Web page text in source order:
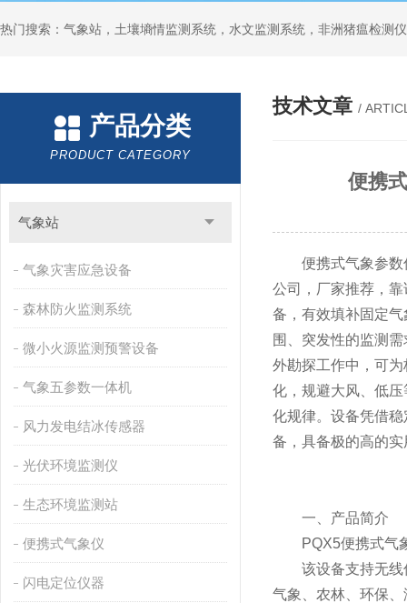
热门搜索：气象站，土壤墒情监测系统，水文监测系统，非洲猪瘟检测
产品分类
PRODUCT CATEGORY
气象站
气象灾害应急设备
森林防火监测系统
微小火源监测预警设备
气象五参数一体机
风力发电结冰传感器
光伏环境监测仪
生态环境监测站
便携式气象仪
闪电定位仪器
技术文章 /
便携
便携式气象参数仪
公司，厂家推荐，
备，有效填补固定
围、突发性的监测
外勘探工作中，可
化，规避大风、低
化规律。设备凭借
备，具备极的高的
一、产品简介
PQX5便携式气象
该设备支持无线传
气象、农林、环保